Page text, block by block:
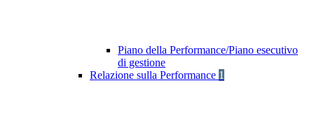
Piano della Performance/Piano esecutivo
di gestione
Relazione sulla Performance 1